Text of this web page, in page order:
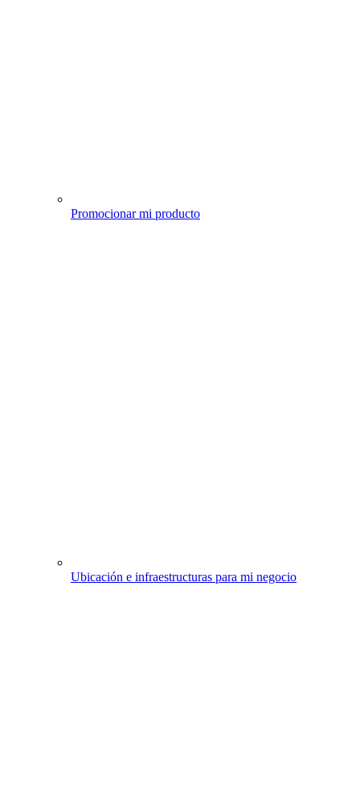
Promocionar mi producto
Ubicación e infraestructuras para mi negocio